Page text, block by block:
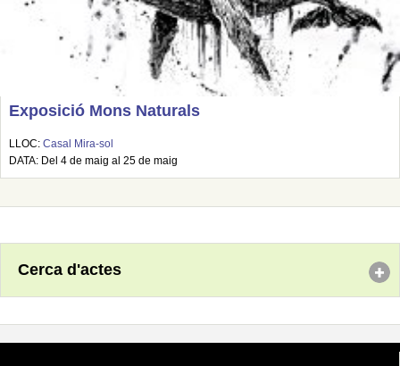
Exposició Mons Naturals
LLOC: Casal Mira-sol
DATA: Del 4 de maig al 25 de maig
Cerca d'actes